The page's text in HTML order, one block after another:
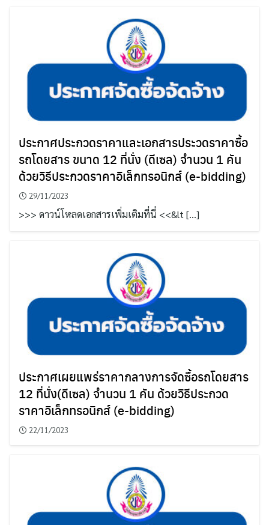
ประกาศประกวดราคาและเอกสารประวดราคาซื้อ
รถโดยสาร ขนาด 12 ที่นั่ง (ดีเซล) จำนวน 1 คัน
ด้วยวิธีประกวดราคาอิเล็กทรอนิกส์ (e-bidding)
29/11/2023
>>> ดาวน์โหลดเอกสารเพิ่มเติมที่นี่ <<&lt […]
ประกาศเผยแพร่ราคากลางการจัดซื้อรถโดยสาร
12 ที่นั่ง(ดีเซล) จำนวน 1 คัน ด้วยวิธีประกวด
ราคาอิเล็กทรอนิกส์ (e-bidding)
22/11/2023